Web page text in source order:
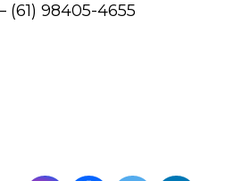
(61) 98405-4655